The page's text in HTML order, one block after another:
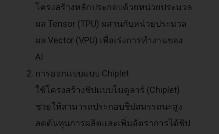
โครงสร้างหลักประกอบด้วยหน่วยประมวล
ผล Tensor (TPU) ผสานกับหน่วยประมวล
ผล Vector (VPU) เพื่อเร่งการทำงานของ
AI
การออกแบบแบบ Chiplet
ใช้โครงสร้างชิปแบบโมดูลาร์ (Chiplet)
ช่วยให้สามารถประกอบชิปสมรรถนะสูง
ลดต้นทุนการผลิตและเพิ่มอัตราการได้ชิป